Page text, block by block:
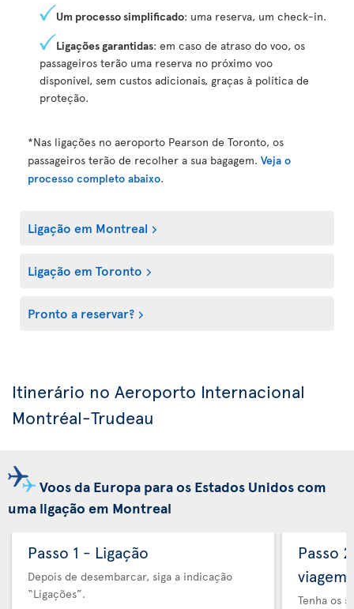
Um processo simplificado: uma reserva, um check-in.
Ligações garantidas: em caso de atraso do voo, os
passageiros terão uma reserva no próximo voo
disponível, sem custos adicionais, graças à política de
proteção.
*Nas ligações no aeroporto Pearson de Toronto, os
passageiros terão de recolher a sua bagagem. Veja o
processo completo abaixo.
Ligação em Montreal
Ligação em Toronto
Pronto a reservar?
Itinerário no Aeroporto Internacional
Montréal-Trudeau
Voos da Europa para os Estados Unidos com
uma ligação em Montreal
Passo 1 - Ligação
Depois de desembarcar, siga a indicação
“Ligações”.
Passo
viagem
Tenha os